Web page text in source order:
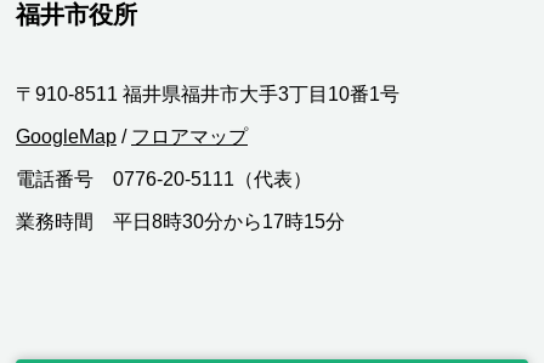
福井市役所
〒910-8511 福井県福井市大手3丁目10番1号
GoogleMap / フロアマップ
電話番号 0776-20-5111（代表）
業務時間 平日8時30分から17時15分